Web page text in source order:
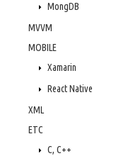
MongDB
MVVM
MOBILE
Xamarin
React Native
XML
ETC
C, C++